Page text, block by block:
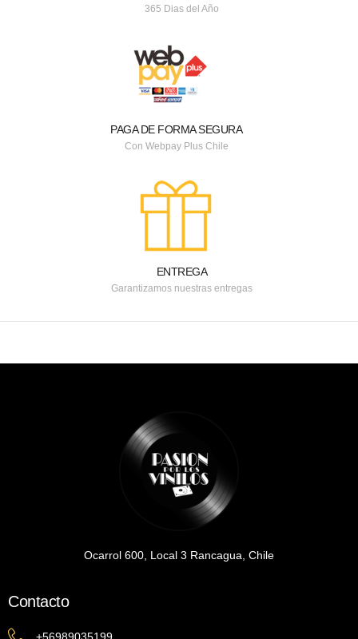
365 Dias del Año
PAGA DE FORMA SEGURA
Con Webpay Plus Chile
ENTREGA
Garantizamos nuestras entregas
Ocarrol 600, Local 3 Rancagua, Chile
Contacto
+56989035199